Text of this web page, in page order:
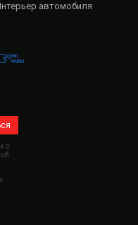
автомобиля
о